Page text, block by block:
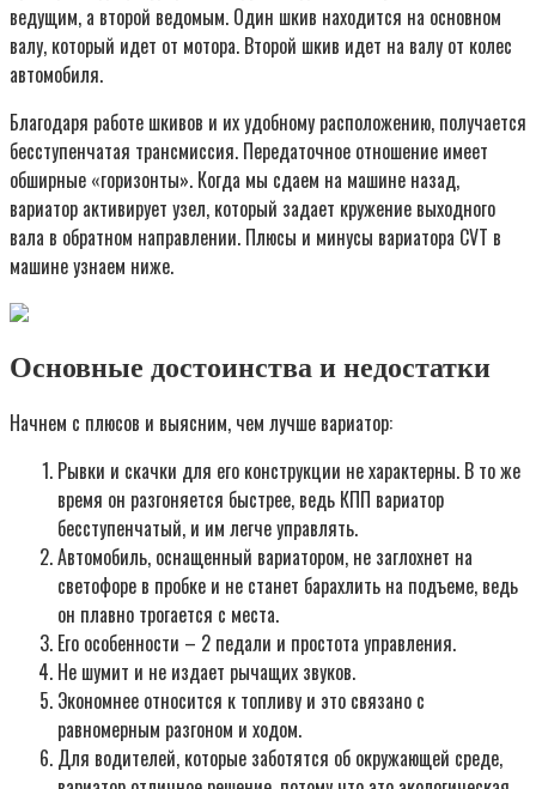
ведущим, а второй ведомым. Один шкив находится на основном
валу, который идет от мотора. Второй шкив идет на валу от колес
автомобиля.
Благодаря работе шкивов и их удобному расположению, получается
бесступенчатая трансмиссия. Передаточное отношение имеет
обширные «горизонты». Когда мы сдаем на машине назад,
вариатор активирует узел, который задает кружение выходного
вала в обратном направлении. Плюсы и минусы вариатора CVT в
машине узнаем ниже.
Основные достоинства и недостатки
Начнем с плюсов и выясним, чем лучше вариатор:
Рывки и скачки для его конструкции не характерны. В то же
время он разгоняется быстрее, ведь КПП вариатор
бесступенчатый, и им легче управлять.
Автомобиль, оснащенный вариатором, не заглохнет на
светофоре в пробке и не станет барахлить на подъеме, ведь
он плавно трогается с места.
Его особенности – 2 педали и простота управления.
Не шумит и не издает рычащих звуков.
Экономнее относится к топливу и это связано с
равномерным разгоном и ходом.
Для водителей, которые заботятся об окружающей среде,